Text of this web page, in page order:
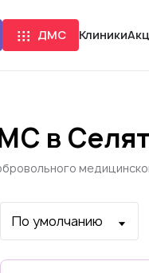
ДМС Клиники
в